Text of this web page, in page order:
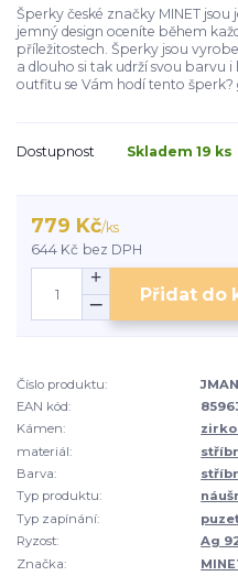
Šperky české značky MINET
jemný design oceníte během
příležitostech. Šperky jsou
a dlouho si tak udrží svou barvu i
outfitu se Vám hodí tento šperk?
Dostupnost Skladem 19 ks
779 Kč/ks
644 Kč bez DPH
Přidat do
Číslo produktu:
EAN kód:
Kámen:
materiál:
Barva:
Typ produktu:
Typ zapínání:
Ryzost:
Ag
Značka: